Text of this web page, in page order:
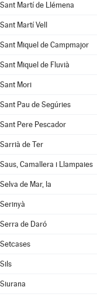
Sant Martí de Llémena
Sant Martí Vell
Sant Miquel de Campmajor
Sant Miquel de Fluvià
Sant Mori
Sant Pau de Segúries
Sant Pere Pescador
Sarrià de Ter
Saus, Camallera i Llampaies
Selva de Mar, la
Serinyà
Serra de Daró
Setcases
Sils
Siurana